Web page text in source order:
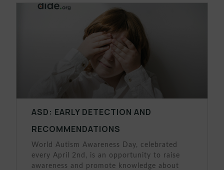
ASD: EARLY DETECTION AND
RECOMMENDATIONS
World Autism Awareness Day, celebrated
every April 2nd, is an opportunity to raise
awareness and promote knowledge about